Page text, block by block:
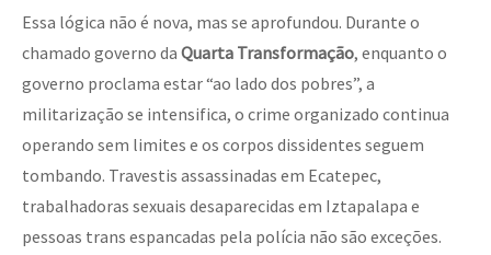
Essa lógica não é nova, mas se aprofundou. Durante o
chamado governo da Quarta Transformação, enquanto o
governo proclama estar “ao lado dos pobres”, a
militarização se intensifica, o crime organizado continua
operando sem limites e os corpos dissidentes seguem
tombando. Travestis assassinadas em Ecatepec,
trabalhadoras sexuais desaparecidas em Iztapalapa e
pessoas trans espancadas pela polícia não são exceções.